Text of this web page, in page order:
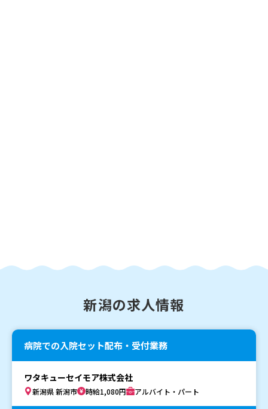
新潟の求人情報
病院での入院セット配布・受付業務
ワタキューセイモア株式会社
新潟県 新潟市 時給1,080円 アルバイト・パート